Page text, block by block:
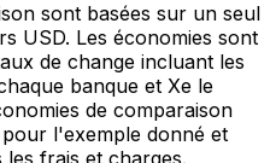
sont basées sur un seul
USD. Les économies sont
de change incluant les
banque et Xe le
de comparaison
l'exemple donné et